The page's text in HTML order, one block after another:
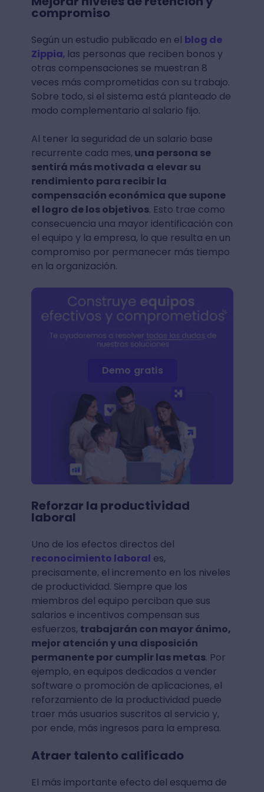
compromiso
Según un estudio publicado en el blog de
Zippia, las personas que reciben bonos y
otras compensaciones se muestran 8
veces más comprometidas con su trabajo.
Sobre todo, si el sistema está planteado de
modo complementario al salario fijo.
Al tener la seguridad de un salario base
recurrente cada mes, una persona se
sentirá más motivada a elevar su
rendimiento para recibir la
compensación económica que supone
el logro de los objetivos. Esto trae como
consecuencia una mayor identificación con
el equipo y la empresa, lo que resulta en un
compromiso por permanecer más tiempo
en la organización.
Demo gratis
Reforzar la productividad
laboral
Uno de los efectos directos del
reconocimiento laboral es,
precisamente, el incremento en los niveles
de productividad. Siempre que los
miembros del equipo perciban que sus
salarios e incentivos compensan sus
esfuerzos, trabajarán con mayor ánimo,
mejor atención y una disposición
permanente por cumplir las metas. Por
ejemplo, en equipos dedicados a vender
software o promoción de aplicaciones, el
reforzamiento de la productividad puede
traer más usuarios suscritos al servicio y,
por ende, más ingresos para la empresa.
Atraer talento calificado
El más importante efecto del esquema de